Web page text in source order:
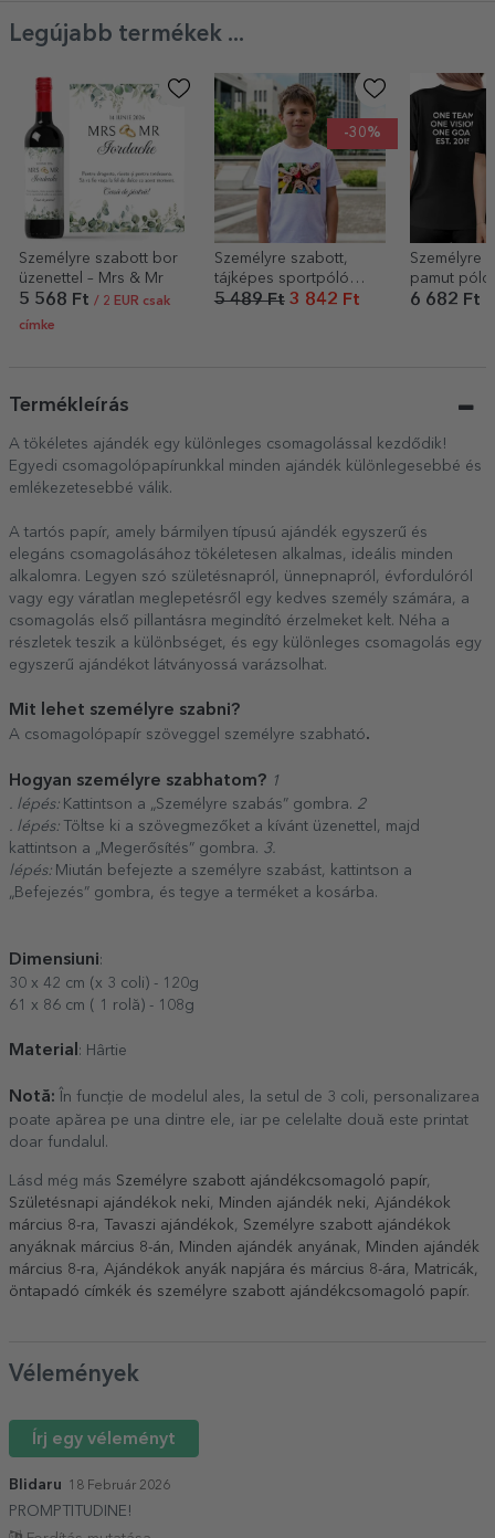
Legújabb termékek ...
Személyre szabott bor
üzenettel – Mrs & Mr
5 568 Ft / 2 EUR csak
címke
-30%
Személyre szabott,
tájképes sportpóló
gyerekeknek
5 489 Ft3 842 Ft
Személyre
pamut
logóval,
6 682 Ft
Termékleírás
A tökéletes ajándék egy különleges csomagolással kezdődik!
Egyedi csomagolópapírunkkal minden ajándék különlegesebbé és
emlékezetesebbé válik.
A tartós papír, amely bármilyen típusú ajándék egyszerű és
elegáns csomagolásához tökéletesen alkalmas, ideális minden
alkalomra. Legyen szó születésnapról, ünnepnapról, évfordulóról
vagy egy váratlan meglepetésről egy kedves személy számára, a
csomagolás első pillantásra megindító érzelmeket kelt. Néha a
részletek teszik a különbséget, és egy különleges csomagolás egy
egyszerű ajándékot látványossá varázsolhat.
Mit lehet személyre szabni?
A csomagolópapír szöveggel személyre szabható.
Hogyan személyre szabhatom? 1
. lépés: Kattintson a „Személyre szabás” gombra. 2
. lépés: Töltse ki a szövegmezőket a kívánt üzenettel, majd
kattintson a „Megerősítés” gombra. 3.
lépés: Miután befejezte a személyre szabást, kattintson a
„Befejezés” gombra, és tegye a terméket a kosárba.
Dimensiuni:
30 x 42 cm (x 3 coli) - 120g
61 x 86 cm ( 1 rolă) - 108g
Material : Hârtie
Notă:
În funcție de modelul ales, la setul de 3 coli, personalizarea
poate apărea pe una dintre ele, iar pe celelalte două este printat
doar fundalul.
Lásd még más Személyre szabott ajándékcsomagoló papír,
Születésnapi ajándékok neki
Minden ajándék neki
Ajándékok
március 8-ra
Tavaszi ajándékok
Személyre szabott ajándékok
anyáknak március 8-án
Minden ajándék anyának
Minden ajándék
március 8-ra
Ajándékok anyák napjára és március 8-ára
Matricák,
öntapadó címkék és személyre szabott ajándékcsomagoló papír.
Vélemények
Írj egy véleményt
Blidaru 18 Február 2026
PROMPTITUDINE!